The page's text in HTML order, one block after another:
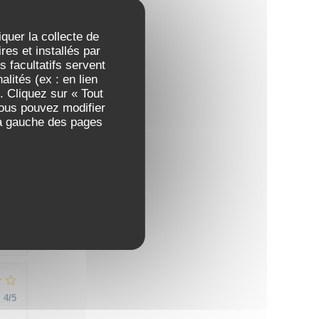
la collecte de
et installés par
facultatifs servent
(ex : en lien
Cliquez sur « Tout
pouvez modifier
des pages
4 /5
4/5